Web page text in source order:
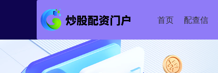
首页 配查信